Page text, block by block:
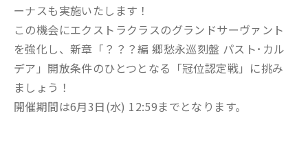
ーナスも実施いたします！
この機会にエクストラクラスのグランドサーヴァント
を強化し、新章「？？？編 郷愁永巡刻盤 パスト･カル
デア」開放条件のひとつとなる「冠位認定戦」に挑み
ましょう！
開催期間は6月3日(水) 12:59までとなります。